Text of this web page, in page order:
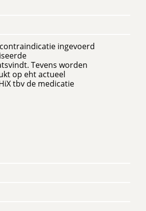
ingevoerd
Tevens worden
op eht actueel
tbv de medicatie